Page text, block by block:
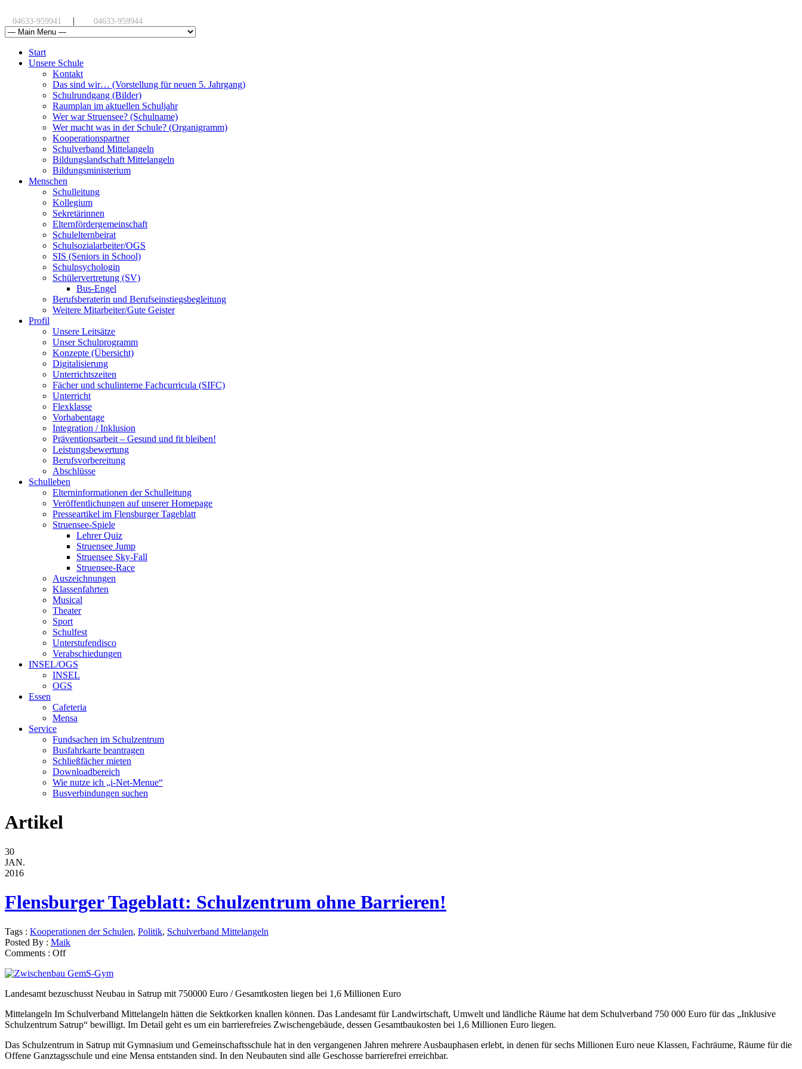
04633-959941 | 04633-959944
Start
Unsere Schule
Kontakt
Das sind wir… (Vorstellung für neuen 5. Jahrgang)
Schulrundgang (Bilder)
Raumplan im aktuellen Schuljahr
Wer war Struensee? (Schulname)
Wer macht was in der Schule? (Organigramm)
Kooperationspartner
Schulverband Mittelangeln
Bildungslandschaft Mittelangeln
Bildungsministerium
Menschen
Schulleitung
Kollegium
Sekretärinnen
Elternfördergemeinschaft
Schulelternbeirat
Schulsozialarbeiter/OGS
SIS (Seniors in School)
Schulpsychologin
Schülervertretung (SV)
Bus-Engel
Berufsberaterin und Berufseinstiegsbegleitung
Weitere Mitarbeiter/Gute Geister
Profil
Unsere Leitsätze
Unser Schulprogramm
Konzepte (Übersicht)
Digitalisierung
Unterrichtszeiten
Fächer und schulinterne Fachcurricula (SIFC)
Unterricht
Flexklasse
Vorhabentage
Integration / Inklusion
Präventionsarbeit – Gesund und fit bleiben!
Leistungsbewertung
Berufsvorbereitung
Abschlüsse
Schulleben
Elterninformationen der Schulleitung
Veröffentlichungen auf unserer Homepage
Presseartikel im Flensburger Tageblatt
Struensee-Spiele
Lehrer Quiz
Struensee Jump
Struensee Sky-Fall
Struensee-Race
Auszeichnungen
Klassenfahrten
Musical
Theater
Sport
Schulfest
Unterstufendisco
Verabschiedungen
INSEL/OGS
INSEL
OGS
Essen
Cafeteria
Mensa
Service
Fundsachen im Schulzentrum
Busfahrkarte beantragen
Schließfächer mieten
Downloadbereich
Wie nutze ich „i-Net-Menue“
Busverbindungen suchen
Artikel
30
JAN.
2016
Flensburger Tageblatt: Schulzentrum ohne Barrieren!
Tags : Kooperationen der Schulen, Politik, Schulverband Mittelangeln
Posted By : Maik
Comments : Off
Landesamt bezuschusst Neubau in Satrup mit 750000 Euro / Gesamtkosten liegen bei 1,6 Millionen Euro
Mittelangeln Im Schulverband Mittelangeln hätten die Sektkorken knallen können. Das Landesamt für Landwirtschaft, Umwelt und ländliche Räume hat dem Schulverband 750 000 Euro für das „Inklusive
Schulzentrum Satrup“ bewilligt. Im Detail geht es um ein barrierefreies Zwischengebäude, dessen Gesamtbaukosten bei 1,6 Millionen Euro liegen.
Das Schulzentrum in Satrup mit Gymnasium und Gemeinschaftsschule hat in den vergangenen Jahren mehrere Ausbauphasen erlebt, in denen für sechs Millionen Euro neue Klassen, Fachräume, Räume für die
Offene Ganztagsschule und eine Mensa entstanden sind. In den Neubauten sind alle Geschosse barrierefrei erreichbar.